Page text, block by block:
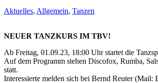
Aktuelles, Allgemein, Tanzen
NEUER TANZKURS IM TBV!
Ab Freitag, 01.09.23, 18:00 Uhr startet die
Auf dem Programm stehen Discofox, Rumba,
statt.
Interessierte melden sich bei Bernd Reuter (Mail: